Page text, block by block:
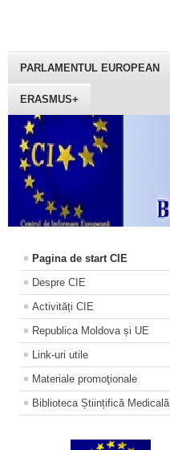
PARLAMENTUL EUROPEAN
ERASMUS+
Pagina de start CIE
Despre CIE
Activități CIE
Republica Moldova și UE
Link-uri utile
Materiale promoţionale
Biblioteca Științifică Medicală